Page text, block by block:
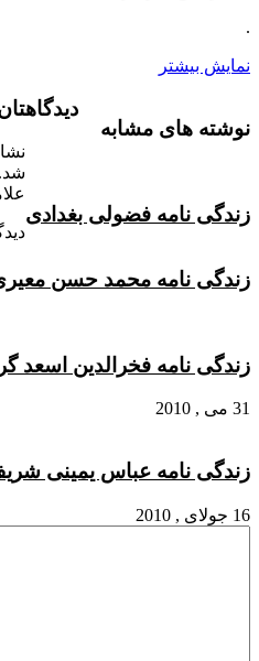
.
نمایش بیشتر
نوشته های مشابه
زندگی نامه فضولی بغدادی
زندگی نامه محمد حسن
زندگی نامه فخرالدین اسعد
31 می , 2010
زندگی نامه عباس یمینی
16 جولای , 2010
شد.